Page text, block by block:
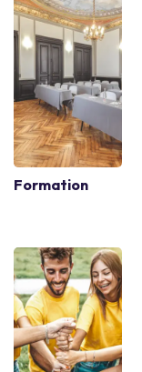
Formation